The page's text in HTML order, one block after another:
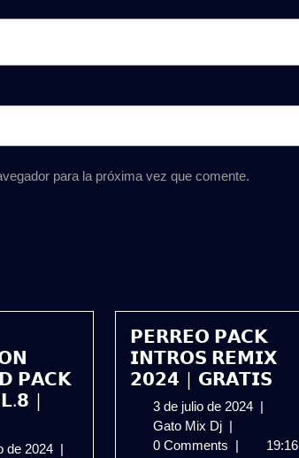
para la próxima vez que comente.
𝗣𝗔𝗖𝗞
|
de 2024 20|
𝗣𝗘𝗥𝗥𝗘𝗢 𝗣𝗔𝗖𝗞
𝗜𝗡𝗧𝗥𝗢𝗦 𝗥𝗘𝗠𝗜𝗫
𝟮𝟬𝟮𝟰 | 𝗚𝗥𝗔𝗧𝗜𝗦
3 de julio de 2024 3
julio
|
Gato Mix Dj 𝗣𝗘𝗥𝗥𝗘𝗢
𝗣𝗔𝗖𝗞
|
0 Comments | 19:16